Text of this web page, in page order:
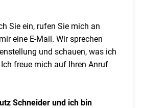
Sie ein, rufen Sie mich an
eine E-Mail. Wir sprechen
und schauen, was ich
freue mich auf Ihren Anruf
Schneider und ich bin